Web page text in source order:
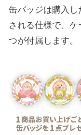
缶バッジは購入
される仕様で、
つが付属します。